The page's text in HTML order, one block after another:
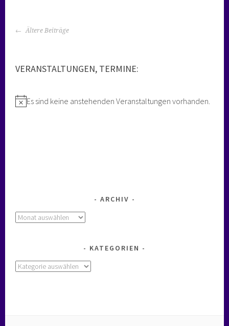
BEITRAGS-
Ältere Beiträge
VERANSTALTUNGEN, TERMINE:
Hinweis
Es sind keine anstehenden Veranstaltungen vorhanden.
ARCHIV
Archiv
KATEGORIEN
Kategorien